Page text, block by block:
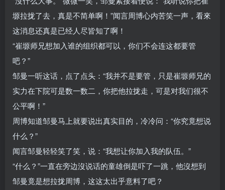
塬拉拢了去，真是不简单啊！”闻言周博心内苦笑一声，看來
这消息还真是已经人尽皆知了啊！
“崔塬师兄想加入谁的组织都可以，你们不会连这都要管
吧？”
邹曼一听这话，点了点头：“我并不是要管，只是崔塬师兄的
实力在下院可是数一数二，你把他拉拢走，可是对我们很不
公平啊！”
周博知道邹曼马上就要说出真实目的，冷冷问：“你究竟想说
什么？”
闻言邹曼轻轻笑了笑，说：“我想让你加入我的队伍。”
“什么？”一直在旁边沒说话的童雄倒是吓了一跳，他沒想到
邹曼竟是想拉拢周博，这这太出乎意料了吧？